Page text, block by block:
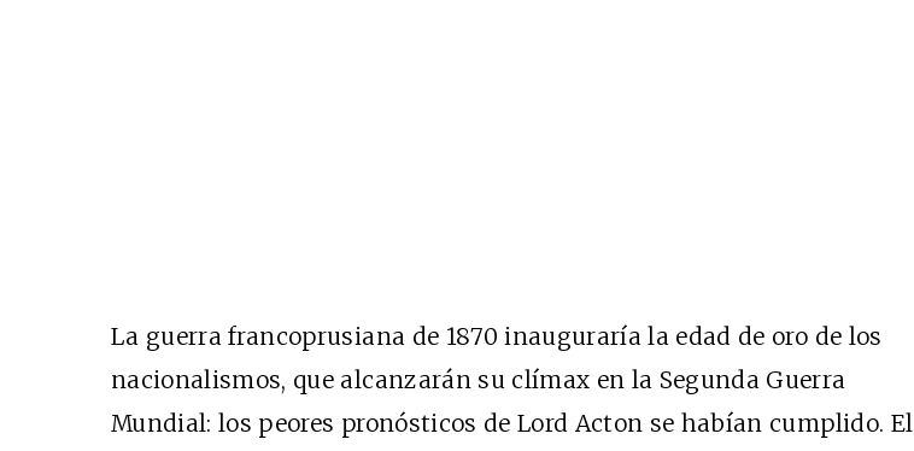
La guerra francoprusiana de 1870 inauguraría la edad de oro de los
nacionalismos, que alcanzarán su clímax en la Segunda Guerra
Mundial: los peores pronósticos de Lord Acton se habían cumplido. El